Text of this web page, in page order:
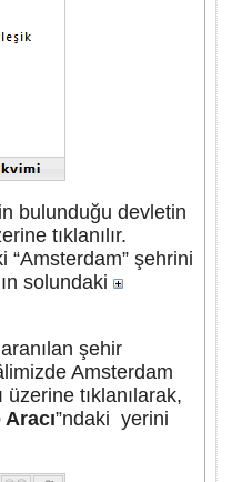
bulunduğu devletin
tıklanılır.
“Amsterdam” şehrini
solundaki
şehir
Amsterdam
üzerine tıklanılarak,
Aracı”ndaki yerini